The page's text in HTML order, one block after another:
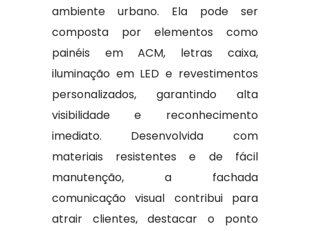
ambiente urbano. Ela pode ser
composta por elementos como
painéis em ACM, letras caixa,
iluminação em LED e revestimentos
personalizados, garantindo alta
visibilidade e reconhecimento
imediato. Desenvolvida com
materiais resistentes e de fácil
manutenção, a fachada
comunicação visual contribui para
atrair clientes, destacar o ponto